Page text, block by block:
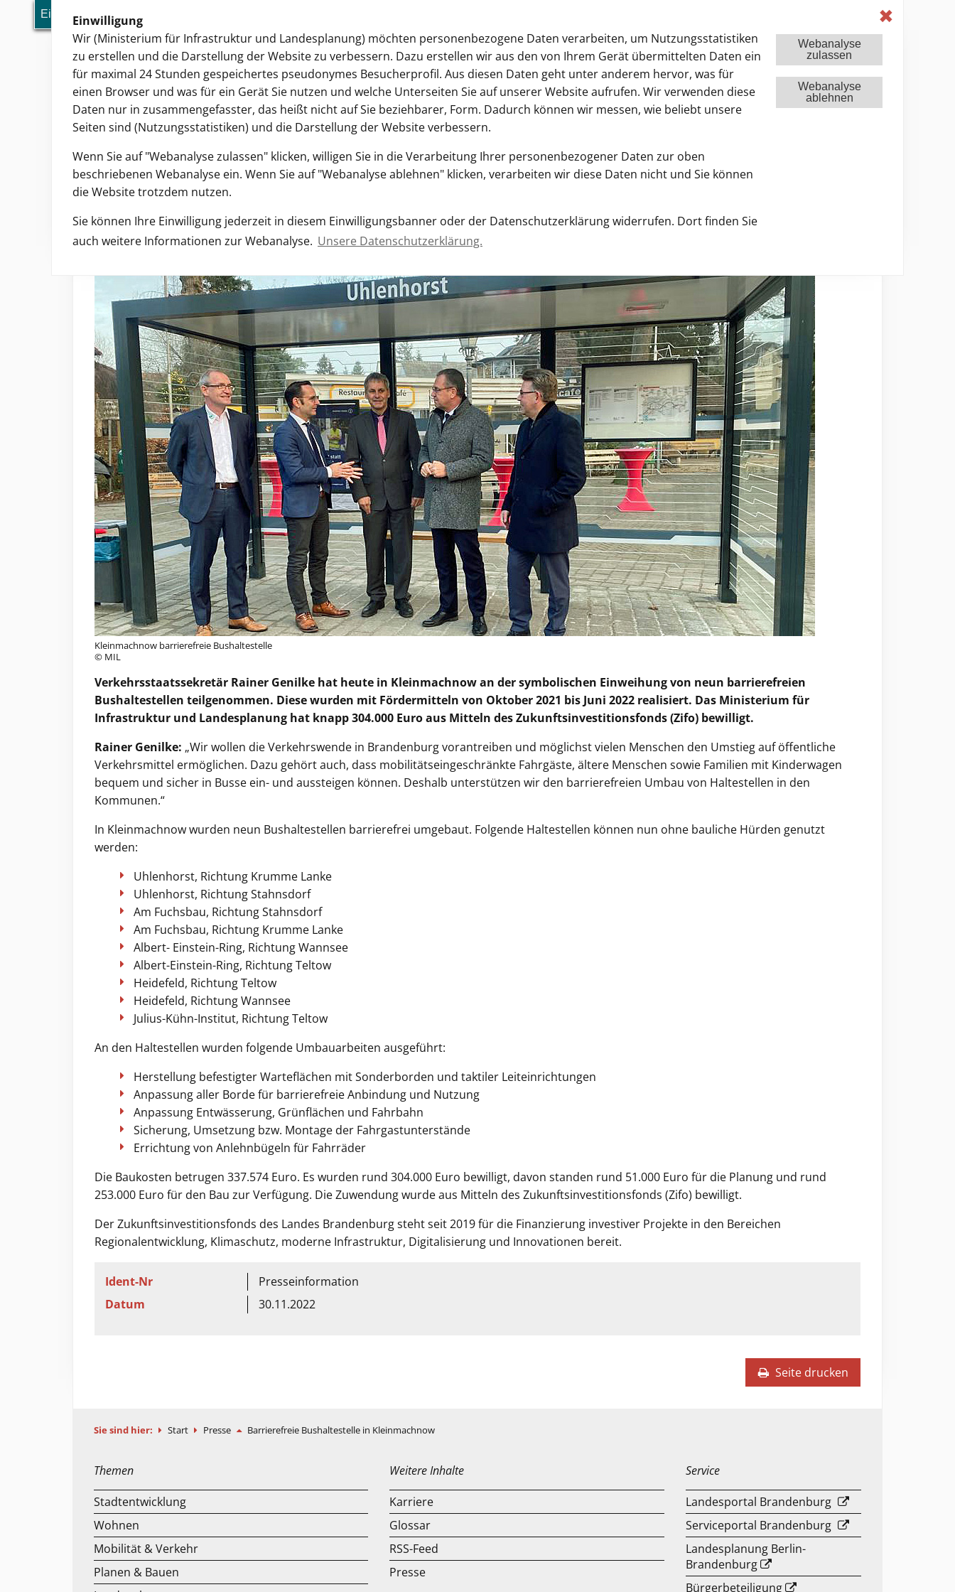
EinwilligungEinwilligung
Wir (Ministerium für Infrastruktur und Landesplanung) möchten personenbezogene Daten verarbeiten, um Nutzungsstatistiken
zu erstellen und die Darstellung der Website zu verbessern. Dazu erstellen wir aus den von Ihrem Gerät übermittelten Daten ein
für maximal 24 Stunden gespeichertes pseudonymes Besucherprofil. Aus diesen Daten geht unter anderem hervor, was für
einen Browser und was für ein Gerät Sie nutzen und welche Unterseiten Sie auf unserer Website aufrufen. Wir verwenden diese
Daten nur in zusammengefasster, das heißt nicht auf Sie beziehbarer, Form. Dadurch können wir messen, wie beliebt unsere
Seiten sind (Nutzungsstatistiken) und die Darstellung der Website verbessern.
Wenn Sie auf "Webanalyse zulassen" klicken, willigen Sie in die Verarbeitung Ihrer personenbezogener Daten zur oben
beschriebenen Webanalyse ein. Wenn Sie auf "Webanalyse ablehnen" klicken, verarbeiten wir diese Daten nicht und Sie können
die Website trotzdem nutzen.
Sie können Ihre Einwilligung jederzeit in diesem Einwilligungsbanner oder der Datenschutzerklärung widerrufen. Dort finden Sie
auch weitere Informationen zur Webanalyse.
✖
Unsere Datenschutzerklärung.
Webanalyse
zulassen
Webanalyse
ablehnen
Ministerium für Infrastruktur und Landesplanung
Sie sind hier: Start Presse Barrierefreie Bushaltestelle in Kleinmachnow
Barrierefreie Bushaltestellen in Kleinmachnow fertig
30.11.2022 Presseinformation
Kleinmachnow barrierefreie Bushaltestelle
© MIL
Verkehrsstaatssekretär Rainer Genilke hat heute in Kleinmachnow an der symbolischen Einweihung von neun barrierefreien
Bushaltestellen teilgenommen. Diese wurden mit Fördermitteln von Oktober 2021 bis Juni 2022 realisiert. Das Ministerium für
Infrastruktur und Landesplanung hat knapp 304.000 Euro aus Mitteln des Zukunftsinvestitionsfonds (Zifo) bewilligt.
Rainer Genilke: „Wir wollen die Verkehrswende in Brandenburg vorantreiben und möglichst vielen Menschen den Umstieg auf öffentliche
Verkehrsmittel ermöglichen. Dazu gehört auch, dass mobilitätseingeschränkte Fahrgäste, ältere Menschen sowie Familien mit Kinderwagen
bequem und sicher in Busse ein- und aussteigen können. Deshalb unterstützen wir den barrierefreien Umbau von Haltestellen in den
Kommunen.“
In Kleinmachnow wurden neun Bushaltestellen barrierefrei umgebaut. Folgende Haltestellen können nun ohne bauliche Hürden genutzt
werden:
Uhlenhorst, Richtung Krumme Lanke
Uhlenhorst, Richtung Stahnsdorf
Am Fuchsbau, Richtung Stahnsdorf
Am Fuchsbau, Richtung Krumme Lanke
Albert- Einstein-Ring, Richtung Wannsee
Albert-Einstein-Ring, Richtung Teltow
Heidefeld, Richtung Teltow
Heidefeld, Richtung Wannsee
Julius-Kühn-Institut, Richtung Teltow
An den Haltestellen wurden folgende Umbauarbeiten ausgeführt:
Herstellung befestigter Warteflächen mit Sonderborden und taktiler Leiteinrichtungen
Anpassung aller Borde für barrierefreie Anbindung und Nutzung
Anpassung Entwässerung, Grünflächen und Fahrbahn
Sicherung, Umsetzung bzw. Montage der Fahrgastunterstände
Errichtung von Anlehnbügeln für Fahrräder
Die Baukosten betrugen 337.574 Euro. Es wurden rund 304.000 Euro bewilligt, davon standen rund 51.000 Euro für die Planung und rund
253.000 Euro für den Bau zur Verfügung. Die Zuwendung wurde aus Mitteln des Zukunftsinvestitionsfonds (Zifo) bewilligt.
Der Zukunftsinvestitionsfonds des Landes Brandenburg steht seit 2019 für die Finanzierung investiver Projekte in den Bereichen
Regionalentwicklung, Klimaschutz, moderne Infrastruktur, Digitalisierung und Innovationen bereit.
Ident-Nr
Presseinformation
Datum
30.11.2022
Seite drucken
Sie sind hier: Start Presse Barrierefreie Bushaltestelle in Kleinmachnow
Themen
Stadtentwicklung
Wohnen
Mobilität & Verkehr
Planen & Bauen
Weitere Inhalte
Karriere
Glossar
RSS-Feed
Presse
Service
Landesportal Brandenburg
Serviceportal Brandenburg
Landesplanung Berlin-
Brandenburg
Bürgerbeteiligung